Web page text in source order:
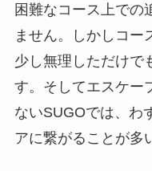
困難なコース上での
ません。しかしコー
少し無理しただけで
す。そしてエスケー
ないSUGOでは、わ
アに繋がることが多